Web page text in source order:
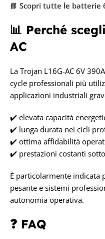
📘 Scopri tutte le batterie
📊 Perché
AC
La Trojan L16G-AC 6V
cycle professionali più
applicazioni industriali
✔️ elevata capacità
✔️ lunga durata nei cicli
✔️ ottima affidabilità
✔️ prestazioni costanti
È particolarmente indicata
pesante e sistemi
autonomia operativa.
❓ FAQ